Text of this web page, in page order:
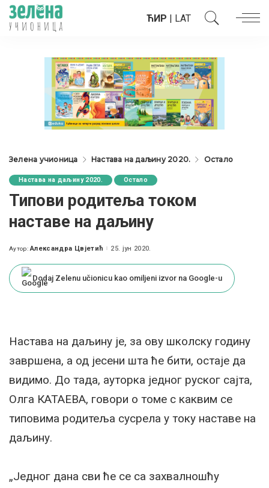
ЋИР | LAT
Зелена учионица Настава на даљину 2020. Остало
Настава на даљину 2020. Остало
Типови родитеља током
наставе на даљину
Posted
Аутор: Александра Цвјетић 25. јун 2020.
Dodaj Zelenu učionicu kao omiljeni izvor na Google-u
Настава на даљину је, за ову школску годину
завршена, а од јесени шта ће бити, остаје да
видимо. До тада, ауторка једног руског сајта,
Олга КАТАЕВА, говори о томе с каквим се
типовима родитеља сусрела у току наставе на
даљину.
„Једног дана сви ће се са захвалношћу